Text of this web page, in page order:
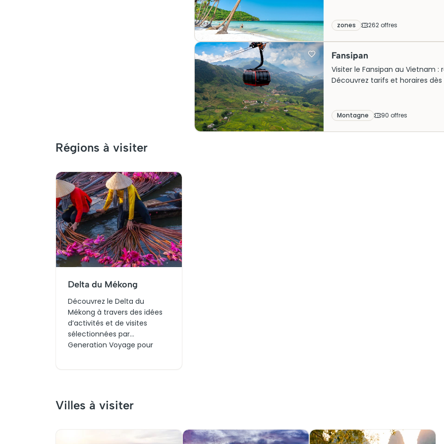
locaux pour vivre pleinement
zones 262 offres
Fansipan
Visiter le Fansipan au Vietnam :
Découvrez tarifs et horaires
Montagne 90 offres
Régions à visiter
Delta du Mékong
Découvrez le Delta du
Mékong à travers des idées
d’activités et de visites
sélectionnées par
Generation Voyage pour
sorties incontournables
autour des marchés
pour aujourd’hui et vivez des
Villes à visiter